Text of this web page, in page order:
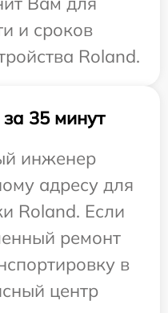
и сроков
Roland.
35 минут
инженер
адресу для
Roland. Если
ремонт
в
центр